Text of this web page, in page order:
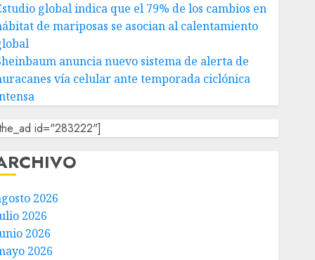
global indica que el 79% de los cambios en
de mariposas se asocian al calentamiento
anuncia nuevo sistema de alerta de
vía celular ante temporada ciclónica
id="283222"]
2026
2026
2026
2026